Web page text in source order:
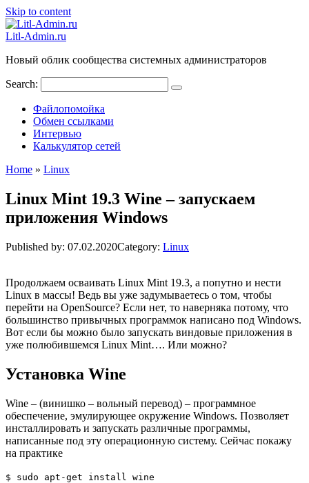
Skip to content
Litl-Admin.ru
Новый облик сообщества системных администраторов
Search:
Файлопомойка
Обмен ссылками
Интервью
Калькулятор сетей
Home » Linux
Linux Mint 19.3 Wine – запускаем
приложения Windows
Published by: 07.02.2020Category: Linux
Продолжаем осваивать Linux Mint 19.3, а попутно и нести
Linux в массы! Ведь вы уже задумываетесь о том, чтобы
перейти на OpenSource? Если нет, то наверняка потому, что
большинство привычных программок написано под Windows.
Вот если бы можно было запускать виндовые приложения в
уже полюбившемся Linux Mint…. Или можно?
Установка Wine
Wine – (винишко – вольный перевод) – программное
обеспечение, эмулирующее окружение Windows. Позволяет
инсталлировать и запускать различные программы,
написанные под эту операционную систему. Сейчас покажу
на практике
$ sudo apt-get install wine